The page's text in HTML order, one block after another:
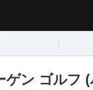
ゲン ゴルフ